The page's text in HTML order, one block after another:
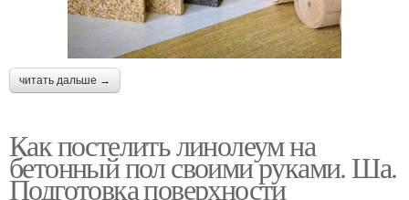
читать дальше →
Как постелить линолеум на
бетонный пол своими руками. Ша.
Подготовка поверхности